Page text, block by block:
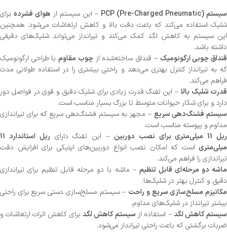
سیستم PCP (Pre-Charged Pneumatic) – این سیستم از هوای فشرده برای
شلیک استفاده می‌کند که باعث دقت بالا و کاهش ارتعاشات می‌شود. همچنین
این سیستم به کاهش لگد کمک می‌کند و تیرانداز می‌تواند شلیک‌های دقیقی
داشته باشد.
قنداق چوبی ارگونومیک – قنداق ساخته‌شده ازچوب مقاومبا طراحی ارگونومیک
که به تیرانداز کنترل بهتری می‌دهد و راحتی بیشتری را در استفاده طولانی مدت
فراهم می‌کند.
قدرت شلیک بالا – این تفنگ قدرت زیادی برای شلیک دقیق و قوی در فواصل دور
دارد و برای شکار حیوانات متوسط تا بزرگ بسیار مناسب است.
سیستم فشنگ‌دهی سریع – مجهز به سیستم فشنگ‌دهی سریع که برای تیراندازی
مداوم و پیوسته مناسب است.
ریل 11 میلی‌متری برای نصب دوربین
– این تفنگ دارای
ریل استاندارد 11
میلی‌متری است که امکان نصب انواع دوربین‌های اپتیکی برای افزایش دقت
تیراندازی را فراهم می‌کند.
ماشه دو مرحله‌ای قابل تنظیم – ماشه با دو مرحله قابل تنظیم برای تیراندازی
دقیق و کنترل بهتر در شلیک‌ها.
مکانیزم مسلح‌سازی سریع و راحت – سیستم مسلح‌سازی دستی سریع برای راحتی
بیشتر تیرانداز در شلیک‌های مداوم.
سیستم کاهش لگد– استفاده از سیستم کاهش لگد برای کاهش اثرات ارتعاشات و
ضربات برگشتی که باعث راحتی تیرانداز می‌شود.